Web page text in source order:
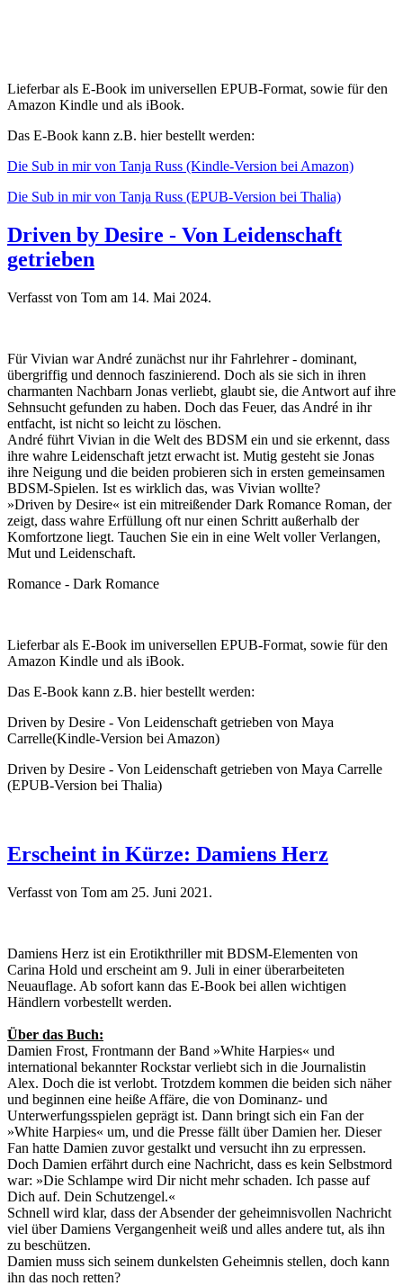
Lieferbar als E-Book im universellen EPUB-Format, sowie für den
Amazon Kindle und als iBook.
Das E-Book kann z.B. hier bestellt werden:
Die Sub in mir von Tanja Russ (Kindle-Version bei Amazon)
Die Sub in mir von Tanja Russ (EPUB-Version bei Thalia)
Driven by Desire - Von Leidenschaft
getrieben
Verfasst von Tom am 14. Mai 2024.
Für Vivian war André zunächst nur ihr Fahrlehrer - dominant,
übergriffig und dennoch faszinierend. Doch als sie sich in ihren
charmanten Nachbarn Jonas verliebt, glaubt sie, die Antwort auf ihre
Sehnsucht gefunden zu haben. Doch das Feuer, das André in ihr
entfacht, ist nicht so leicht zu löschen.
André führt Vivian in die Welt des BDSM ein und sie erkennt, dass
ihre wahre Leidenschaft jetzt erwacht ist. Mutig gesteht sie Jonas
ihre Neigung und die beiden probieren sich in ersten gemeinsamen
BDSM-Spielen. Ist es wirklich das, was Vivian wollte?
»Driven by Desire« ist ein mitreißender Dark Romance Roman, der
zeigt, dass wahre Erfüllung oft nur einen Schritt außerhalb der
Komfortzone liegt. Tauchen Sie ein in eine Welt voller Verlangen,
Mut und Leidenschaft.
Romance - Dark Romance
Lieferbar als E-Book im universellen EPUB-Format, sowie für den
Amazon Kindle und als iBook.
Das E-Book kann z.B. hier bestellt werden:
Driven by Desire - Von Leidenschaft getrieben von Maya
Carrelle(Kindle-Version bei Amazon)
Driven by Desire - Von Leidenschaft getrieben von Maya Carrelle
(EPUB-Version bei Thalia)
Erscheint in Kürze: Damiens Herz
Verfasst von Tom am 25. Juni 2021 .
Damiens Herz ist ein Erotikthriller mit BDSM-Elementen von
Carina Hold und erscheint am 9. Juli in einer überarbeiteten
Neuauflage. Ab sofort kann das E-Book bei allen wichtigen
Händlern vorbestellt werden.
Über das Buch:
Damien Frost, Frontmann der Band »White Harpies« und
international bekannter Rockstar verliebt sich in die Journalistin
Alex. Doch die ist verlobt. Trotzdem kommen die beiden sich näher
und beginnen eine heiße Affäre, die von Dominanz- und
Unterwerfungsspielen geprägt ist. Dann bringt sich ein Fan der
»White Harpies« um, und die Presse fällt über Damien her. Dieser
Fan hatte Damien zuvor gestalkt und versucht ihn zu erpressen.
Doch Damien erfährt durch eine Nachricht, dass es kein Selbstmord
war: »Die Schlampe wird Dir nicht mehr schaden. Ich passe auf
Dich auf. Dein Schutzengel.«
Schnell wird klar, dass der Absender der geheimnisvollen Nachricht
viel über Damiens Vergangenheit weiß und alles andere tut, als ihn
zu beschützen.
Damien muss sich seinem dunkelsten Geheimnis stellen, doch kann
ihn das noch retten?